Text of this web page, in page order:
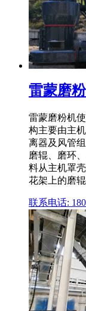
雷蒙磨
雷蒙磨粉机
构主要由主
离器及风管
磨辊、磨环
料从主机罩
花架上的磨
联系电话: 180